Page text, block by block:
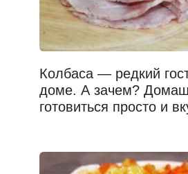
Колбаса — редкий
доме. А зачем?
готовиться просто и